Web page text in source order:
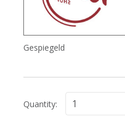
Gespiegeld
Quantity: